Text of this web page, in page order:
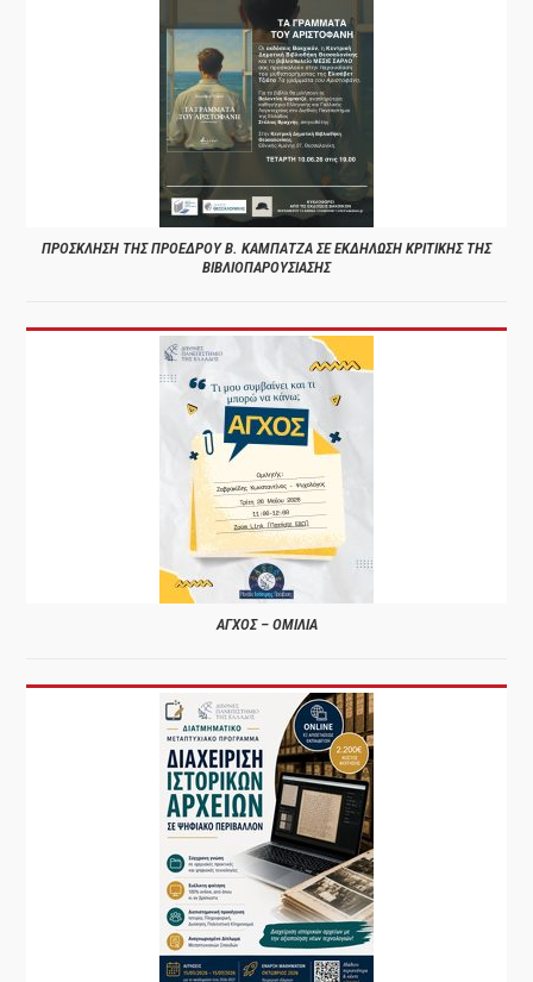
ΠΡΟΣΚΛΗΣΗ ΤΗΣ ΠΡΟΕΔΡΟΥ Β. ΚΑΜΠΑΤΖΑ ΣΕ ΕΚΔΗΛΩΣΗ ΚΡΙΤΙΚΗΣ ΤΗΣ
ΒΙΒΛΙΟΠΑΡΟΥΣΙΑΣΗΣ
ΑΓΧΟΣ – ΟΜΙΛΙΑ